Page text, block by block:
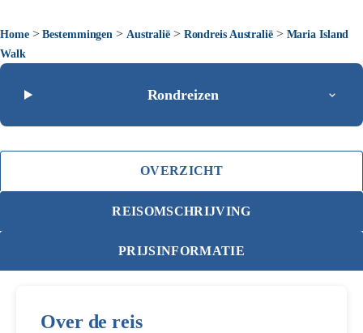
Home>Bestemmingen > Australië> Rondreis Australië> Maria Island
Walk
Rondreizen
OVERZICHT
REISOMSCHRIJVING
PRIJSINFORMATIE
Over de reis